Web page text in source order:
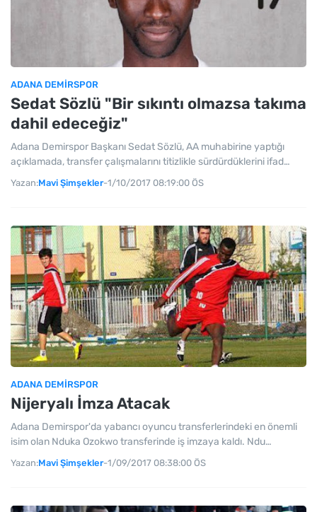
ADANA DEMIRSPOR
Sedat Sözlü "Bir sıkıntı olmazsa takıma
dahil edeceğiz"
Adana Demirspor Başkanı Sedat Sözlü, AA muhabirine yaptığı
açıklamada, transfer çalışmalarını titizlikle sürdürdüklerini ifad…
Yazan:Mavi Şimşekler-1/10/2017 08:19:00 ÖS
ADANA DEMIRSPOR
Nijeryalı İmza Atacak
Adana Demirspor'da yabancı oyuncu transferlerindeki en önemli
isim olan Nduka Ozokwo transferinde iş imzaya kaldı. Ndu…
Yazan:Mavi Şimşekler-1/09/2017 08:38:00 ÖS